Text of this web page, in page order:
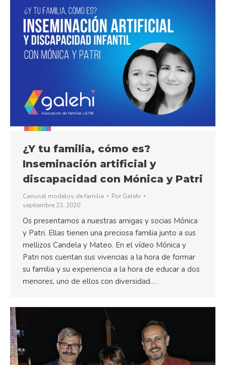
¿Y tu familia, cómo es?
Inseminación artificial y
discapacidad con Mónica y Patri
Carrusel modelos de familia Por Galehi
septiembre 23, 2020
Os presentamos a nuestras amigas y socias Mónica
y Patri. Ellas tienen una preciosa familia junto a sus
mellizos Candela y Mateo. En el vídeo Mónica y
Patri nos cuentan sus vivencias a la hora de formar
su familia y su experiencia a la hora de educar a dos
menores, uno de ellos con diversidad…